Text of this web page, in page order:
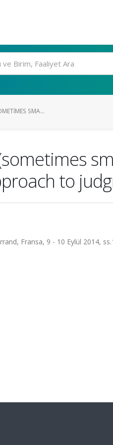
SMA...
to
Fransa, 9 - 10 Eylül 2014,